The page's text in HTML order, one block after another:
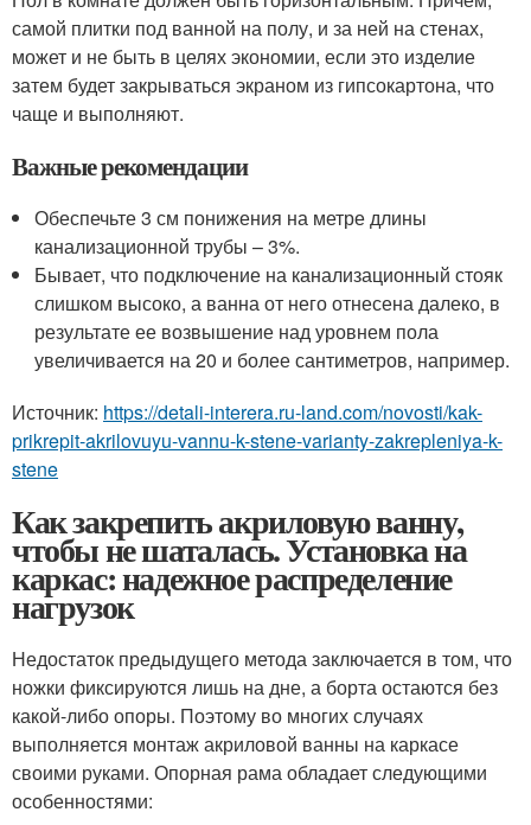
самой плитки под ванной на полу, и за ней на стенах,
может и не быть в целях экономии, если это изделие
затем будет закрываться экраном из гипсокартона, что
чаще и выполняют.
Важные рекомендации
Обеспечьте 3 см понижения на метре длины
канализационной трубы – 3%.
Бывает, что подключение на канализационный стояк
слишком высоко, а ванна от него отнесена далеко, в
результате ее возвышение над уровнем пола
увеличивается на 20 и более сантиметров, например.
Источник: https://detali-interera.ru-land.com/novosti/kak-
prikrepit-akrilovuyu-vannu-k-stene-varianty-zakrepleniya-k-
stene
Как закрепить акриловую ванну,
чтобы не шаталась. Установка на
каркас: надежное распределение
нагрузок
Недостаток предыдущего метода заключается в том, что
ножки фиксируются лишь на дне, а борта остаются без
какой-либо опоры. Поэтому во многих случаях
выполняется монтаж акриловой ванны на каркасе
своими руками. Опорная рама обладает следующими
особенностями: